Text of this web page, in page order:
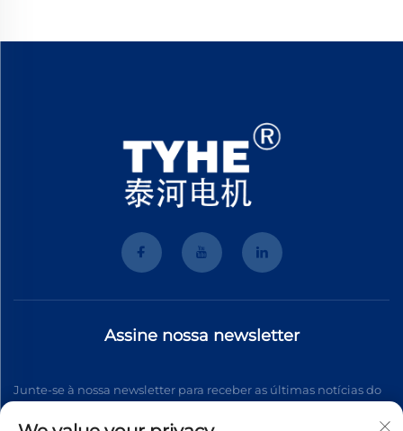
Assine nossa newsletter
Junte-se à nossa newsletter para receber as últimas notícias do